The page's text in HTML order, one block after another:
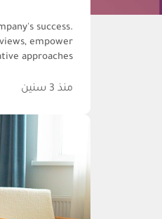
success.
empower
approaches.
منذ 3 سنين